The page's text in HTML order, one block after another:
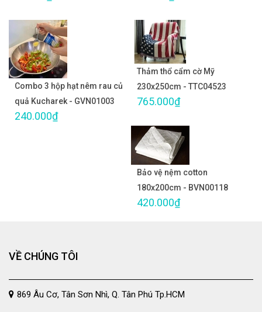
Combo 3 hộp hạt nêm rau củ
quả Kucharek - GVN01003
240.000₫
Thảm thổ cẩm cờ Mỹ
230x250cm - TTC04523
765.000₫
Bảo vệ nệm cotton
180x200cm - BVN00118
420.000₫
VỀ CHÚNG TÔI
869 Âu Cơ, Tân Sơn Nhì, Q. Tân Phú Tp.HCM